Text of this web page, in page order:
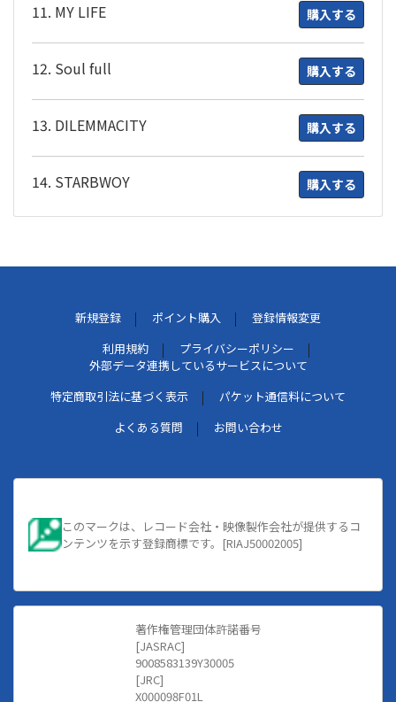
11. MY LIFE 購入する
12. Soul full 購入する
13. DILEMMACITY 購入する
14. STARBWOY 購入する
新規登録 ポイント購入
登録情報変更
利用規約
プライバシーポリシー
外部データ連携しているサービスについて
特定商取引法に基づく表示
パケット通信料について
よくある質問
お問い合わせ
このマークは、レコード会社・映像製作会社が提供するコ
ンテンツを示す登録商標です。[RIAJ50002005]
著作権管理団体許諾番号
[JASRAC]
9008583139Y30005
[JRC]
X000098F01L